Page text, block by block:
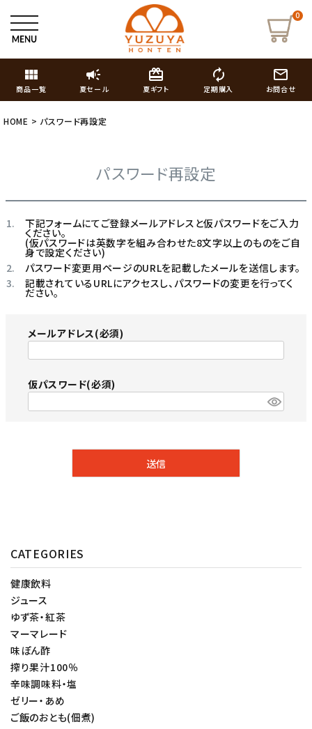
0
view_module
商品一覧
campaign
夏セール
card_giftcard
夏ギフト
autorenew
定期購入
mail_outline
お問合せ
HOME パスワード再設定
パスワード再設定
下記フォームにてご登録メールアドレスと仮パスワードをご入力
ください。
(仮パスワードは英数字を組み合わせた8文字以上のものをご自
身で設定ください)
パスワード変更用ページのURLを記載したメールを送信します。
記載されているURLにアクセスし、パスワードの変更を行ってく
ださい。
メールアドレス(必須)
仮パスワード(必須)
送信
CATEGORIES
健康飲料
ジュース
ゆず茶・紅茶
マーマレード
味ぽん酢
搾り果汁100％
辛味調味料・塩
ゼリー・あめ
ご飯のおとも(佃煮)